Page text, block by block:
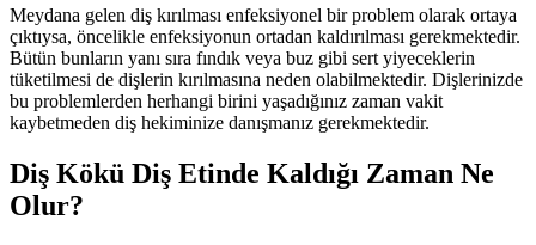
Meydana gelen diş kırılması enfeksiyonel bir problem olarak ortaya
çıktıysa, öncelikle enfeksiyonun ortadan kaldırılması gerekmektedir.
Bütün bunların yanı sıra fındık veya buz gibi sert yiyeceklerin
tüketilmesi de dişlerin kırılmasına neden olabilmektedir. Dişlerinizde
bu problemlerden herhangi birini yaşadığınız zaman vakit
kaybetmeden diş hekiminize danışmanız gerekmektedir.
Diş Kökü Diş Etinde Kaldığı Zaman Ne
Olur?